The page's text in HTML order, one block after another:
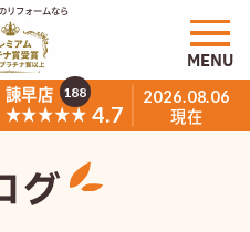
リフォームなら
諫早店
★★★★★ 4.7
188 2026.08.06
現在
MENU
グ